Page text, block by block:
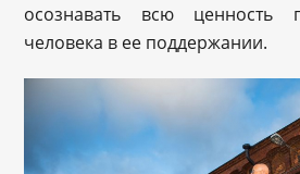
осознавать всю
человека в ее поддержании.